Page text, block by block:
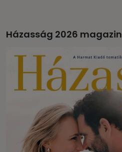
Házasság 2026 magazin